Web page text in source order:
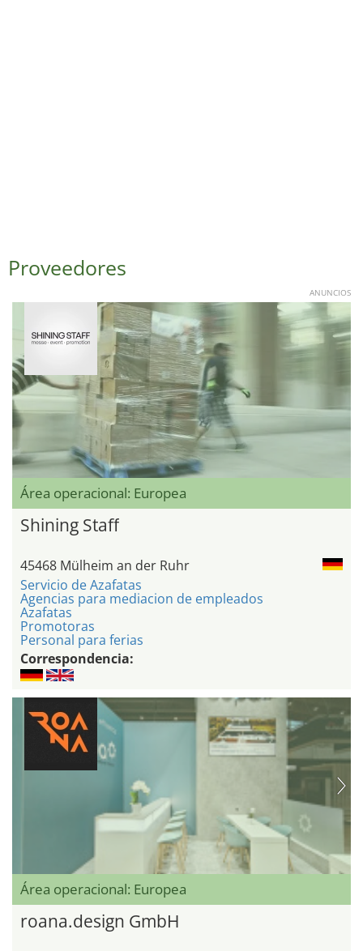
Proveedores
ANUNCIOS
Área operacional: Europea
Shining Staff
45468 Mülheim an der Ruhr
Servicio de Azafatas
Agencias para mediacion de empleados
Azafatas
Promotoras
Personal para ferias
Correspondencia:
Área operacional: Europea
roana.design GmbH